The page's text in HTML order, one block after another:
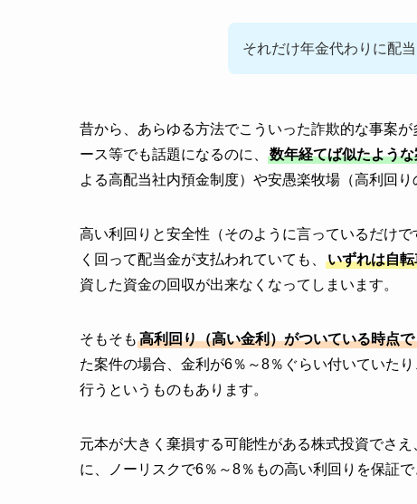
それだけ年金代わりに配
昔から、あらゆる方法でこういった詐欺的な事案
ース等でも話題になるのに、
数年経てば似たよう
よる高配当社内預金制度）や安愚楽牧場（高利回
高い利回りと安全性（そのように言っているだけ
く回って配当金が支払われていても、
いずれは自
資した資金の回収が出来なくなってしまいます。
そもそも 高利回り（高い金利）がついている時点
た案件の場合、金利が6％～8％ぐらい付いていた
行うというものもあります。
元本が大きく棄損する可能性がある株式投資でさえ
に、ノーリスクで6％～8％もの高い利回りを保証で